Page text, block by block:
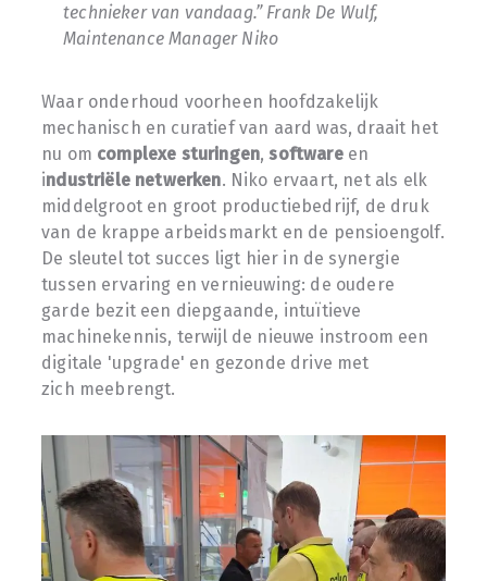
technieker van vandaag.” Frank De Wulf,
Maintenance Manager Niko
Waar onderhoud voorheen hoofdzakelijk
mechanisch en curatief van aard was, draait het
nu om complexe sturingen,software en
industriële netwerken. Niko ervaart, net als elk
middelgroot en groot productiebedrijf, de druk
van de krappe arbeidsmarkt en de pensioengolf.
De sleutel tot succes ligt hier in de synergie
tussen ervaring en vernieuwing: de oudere
garde bezit een diepgaande, intuïtieve
machinekennis, terwijl de nieuwe instroom een
digitale 'upgrade' en gezonde drive met
zich meebrengt.